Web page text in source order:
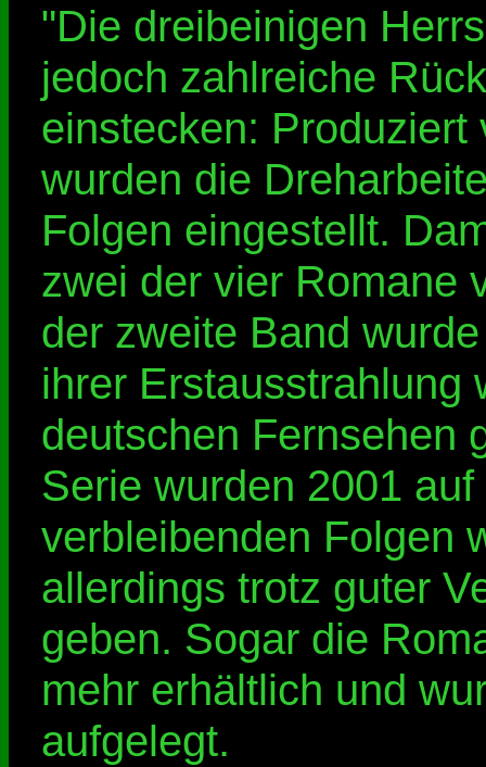
"Die dreibeinigen
jedoch zahlreiche
einstecken: Produziert
wurden die
Folgen eingestellt.
zwei der vier Romane
der zweite Band
ihrer Erstausstrahlung
deutschen Fernsehen
Serie wurden 2001
verbleibenden Folgen
allerdings trotz guter
geben. Sogar die
mehr erhältlich und
aufgelegt.